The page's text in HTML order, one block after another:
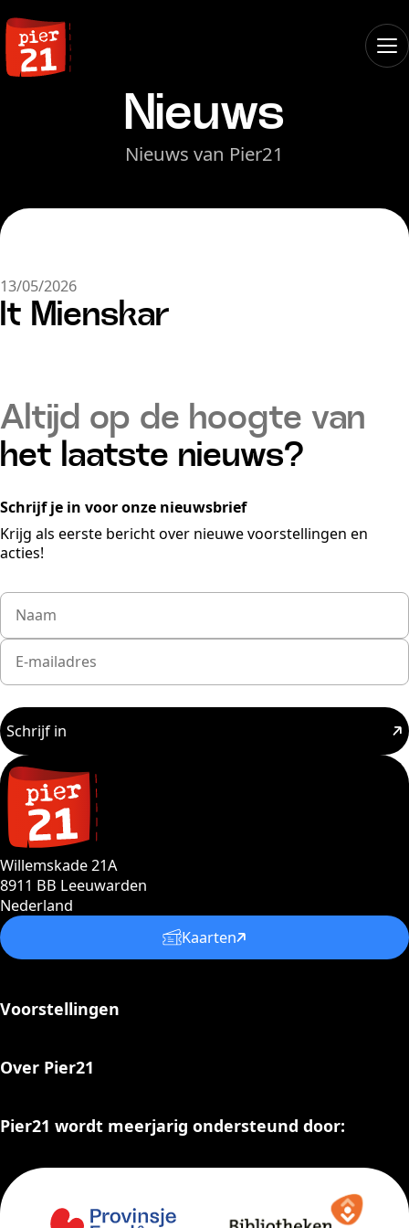
Nieuws
Nieuws van Pier21
13/05/2026
It Mienskar
Altijd op de hoogte van
het laatste nieuws?
Schrijf je in voor onze nieuwsbrief
Krijg als eerste bericht over nieuwe voorstellingen en
acties!
Schrijf in
Willemskade 21A
8911 BB Leeuwarden
Nederland
Kaarten
Voorstellingen
Over Pier21
Pier21 wordt meerjarig ondersteund door: